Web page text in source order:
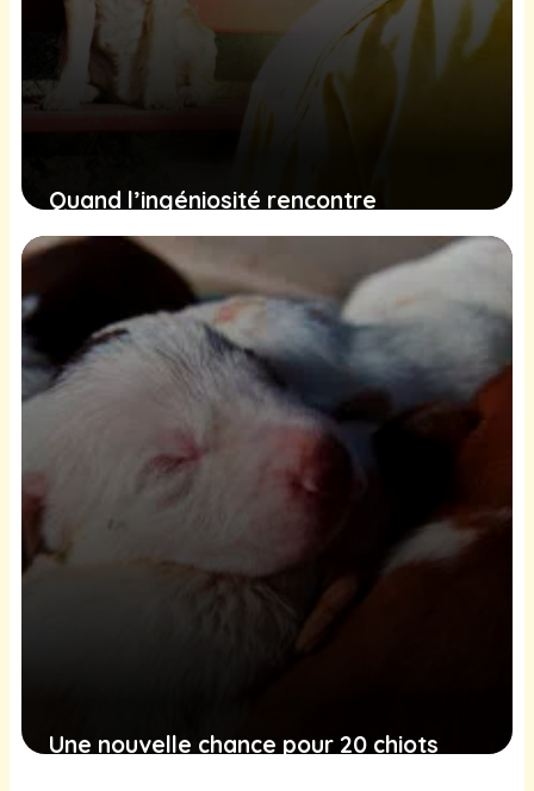
Quand l’ingéniosité rencontre
l’urgence : le sauvetage émouvant
d’un Labrador piégé dans un parc
23 janvier 2025
Une nouvelle chance pour 20 chiots